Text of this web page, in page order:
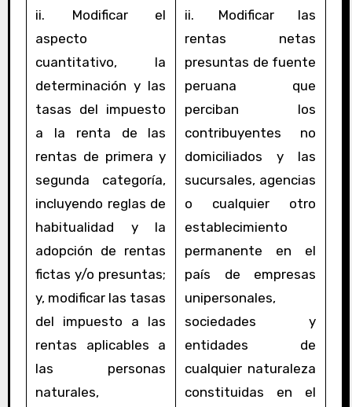
ii. Modificar el
aspecto
cuantitativo, la
determinación y las
tasas del impuesto
a la renta de las
rentas de primera y
segunda categoría,
incluyendo reglas de
habitualidad y la
adopción de rentas
fictas y/o presuntas;
y, modificar las tasas
del impuesto a las
rentas aplicables a
las personas
naturales,
ii. Modificar las
rentas netas
presuntas de fuente
peruana que
perciban los
contribuyentes no
domiciliados y las
sucursales, agencias
o cualquier otro
establecimiento
permanente en el
país de empresas
unipersonales,
sociedades y
entidades de
cualquier naturaleza
constituidas en el